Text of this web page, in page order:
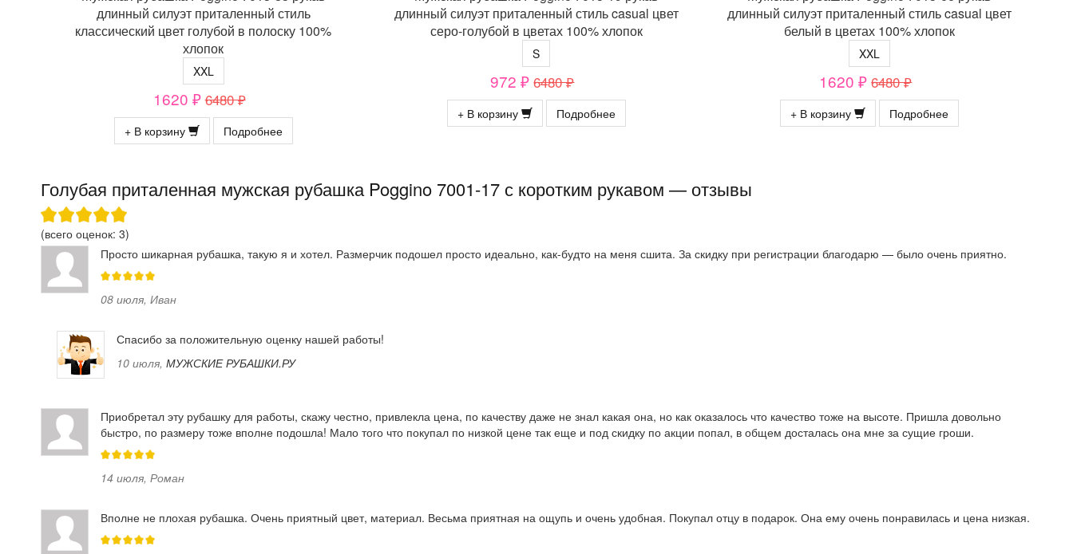
длинный силуэт приталенный стиль
классический цвет голубой в полоску 100%
хлопок
XXL
1620 ₽ 6480 ₽
+ В корзину Подробнее
длинный силуэт приталенный стиль casual цвет
серо-голубой в цветах 100% хлопок
S
972 ₽ 6480 ₽
+ В корзину Подробнее
длинный силуэт приталенный стиль casual цвет
белый в цветах 100% хлопок
XXL
1620 ₽ 6480 ₽
+ В корзину Подробнее
Голубая приталенная мужская рубашка Poggino 7001-17 с коротким рукавом — отзывы
(всего оценок: 3)
Просто шикарная рубашка, такую я и хотел. Размерчик подошел просто идеально, как-будто на меня сшита. За скидку при регистрации благодарю — было очень приятно.
08 июля, Иван
Спасибо за положительную оценку нашей работы!
10 июля, МУЖСКИЕ РУБАШКИ.РУ
Приобретал эту рубашку для работы, скажу честно, привлекла цена, по качеству даже не знал какая она, но как оказалось что качество тоже на высоте. Пришла довольно
быстро, по размеру тоже вполне подошла! Мало того что покупал по низкой цене так еще и под скидку по акции попал, в общем досталась она мне за сущие гроши.
14 июля, Роман
Вполне не плохая рубашка. Очень приятный цвет, материал. Весьма приятная на ощупь и очень удобная. Покупал отцу в подарок. Она ему очень понравилась и цена низкая.